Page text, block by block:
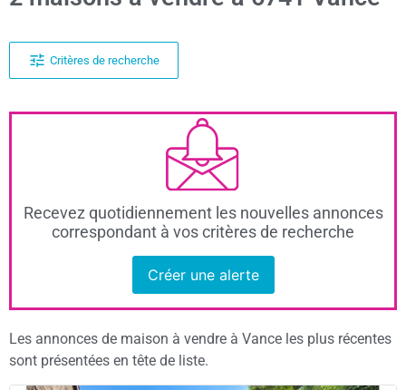
Critères de recherche
Recevez quotidiennement les nouvelles annonces
correspondant à vos critères de recherche
Créer une alerte
Les annonces de maison à vendre à Vance les plus récentes
sont présentées en tête de liste.